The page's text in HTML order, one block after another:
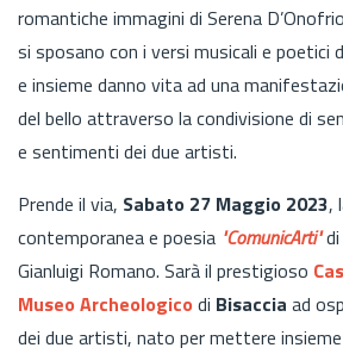
romantiche immagini di Serena
si sposano con i versi musicali e poetici
e insieme danno vita ad una
del bello attraverso la condivisione di
e sentimenti dei due artisti.
Prende il via, Sabato 27 Maggio 2023,
contemporanea e poesia "ComunicArti"
Gianluigi Romano. Sarà il prestigioso
Museo Archeologico di Bisaccia ad
dei due artisti, nato per mettere